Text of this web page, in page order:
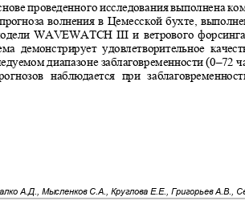
проведенного исследования выполнена
прогноза волнения в Цемесской бухте,
WAVEWATCH III и ветрового
демонстрирует удовлетворительное
диапазоне заблаговременности(0–72
наблюдается при
А.Д., Мысленков С.А., Круглова Е.Е., Григорьев А.В.,